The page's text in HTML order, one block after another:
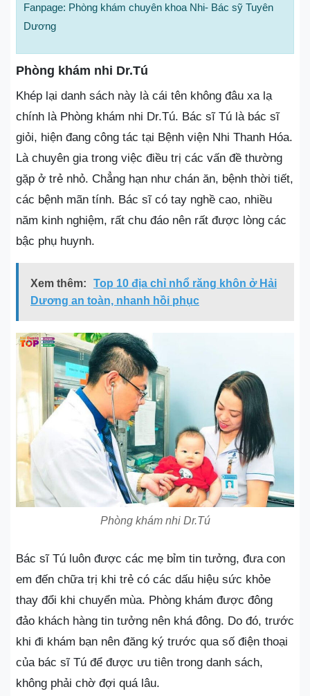
Fanpage: Phòng khám chuyên khoa Nhi- Bác sỹ Tuyên
Dương
Phòng khám nhi Dr.Tú
Khép lại danh sách này là cái tên không đâu xa lạ
chính là Phòng khám nhi Dr.Tú. Bác sĩ Tú là bác sĩ
giỏi, hiện đang công tác tại Bệnh viện Nhi Thanh Hóa.
Là chuyên gia trong việc điều trị các vấn đề thường
gặp ở trẻ nhỏ. Chẳng hạn như chán ăn, bệnh thời tiết,
các bệnh mãn tính. Bác sĩ có tay nghề cao, nhiều
năm kinh nghiệm, rất chu đáo nên rất được lòng các
bậc phụ huynh.
Xem thêm:
Top 10 địa chỉ nhổ răng khôn ở Hải
Dương an toàn, nhanh hồi phục
Phòng khám nhi Dr.Tú
Bác sĩ Tú luôn được các mẹ bỉm tin tưởng, đưa con
em đến chữa trị khi trẻ có các dấu hiệu sức khỏe
thay đổi khi chuyển mùa. Phòng khám được đông
đảo khách hàng tin tưởng nên khá đông. Do đó, trước
khi đi khám bạn nên đăng ký trước qua số điện thoại
của bác sĩ Tú để được ưu tiên trong danh sách,
không phải chờ đợi quá lâu.